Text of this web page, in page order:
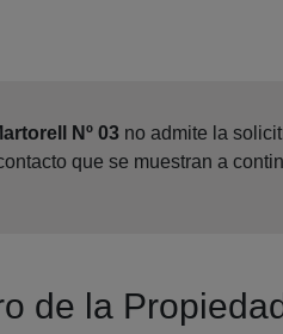
Nº 03 no admite la
que se muestran a
de la